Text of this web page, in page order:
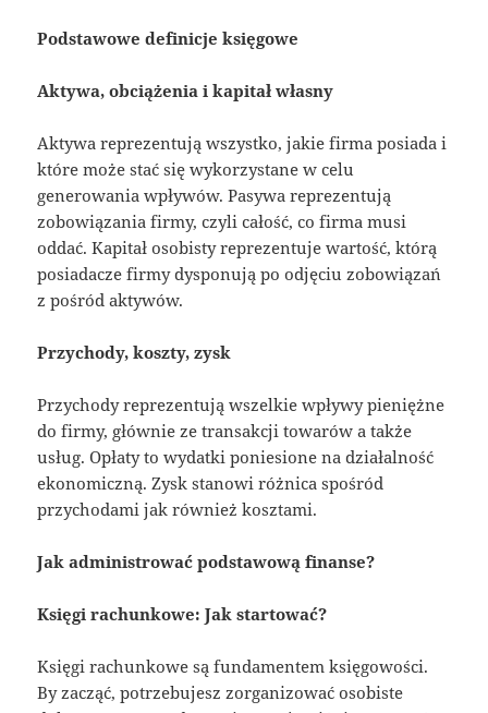
Podstawowe definicje księgowe
Aktywa, obciążenia i kapitał własny
Aktywa reprezentują wszystko, jakie firma posiada i
które może stać się wykorzystane w celu
generowania wpływów. Pasywa reprezentują
zobowiązania firmy, czyli całość, co firma musi
oddać. Kapitał osobisty reprezentuje wartość, którą
posiadacze firmy dysponują po odjęciu zobowiązań
z pośród aktywów.
Przychody, koszty, zysk
Przychody reprezentują wszelkie wpływy pieniężne
do firmy, głównie ze transakcji towarów a także
usług. Opłaty to wydatki poniesione na działalność
ekonomiczną. Zysk stanowi różnica spośród
przychodami jak również kosztami.
Jak administrować podstawową finanse?
Księgi rachunkowe: Jak startować?
Księgi rachunkowe są fundamentem księgowości.
By zacząć, potrzebujesz zorganizować osobiste